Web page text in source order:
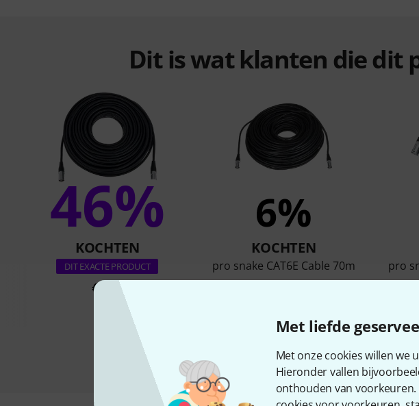
Met liefde
Met onze cookies willen we
Hieronder vallen
onthouden van
Dit is wat klanten die dit
46%
KOCHTEN
DIT EXACTE PRODUCT
€ 89
6%
KOCHTEN
pro snake CAT6E Cable 70m
€ 115
pro